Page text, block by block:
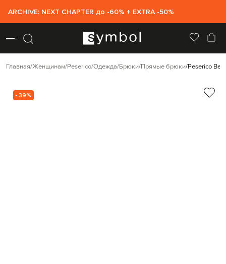
ARCHIVE: NEXT CHAPTER до -60% + EXTRA -50%
Главная Женщинам Peserico Одежда Брюки Прямые брюки Peserico
- 39%